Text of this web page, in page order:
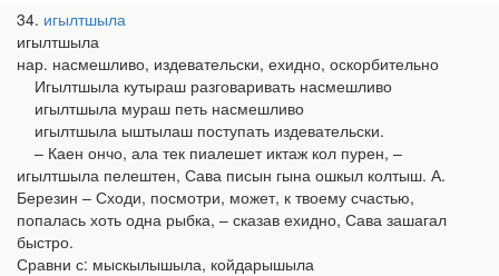
34 игылтшыла
игылтшыла
нар. насмешливо, издевательски, ехидно, оскорбительно
Игылтшыла кутыраш разговаривать насмешливо
игылтшыла мураш петь насмешливо
игылтшыла ыштылаш поступать издевательски.
– Каен ончо, ала тек пиалешет иктаж кол пурен, –
игылтшыла пелештен, Сава писын гына ошкыл колтыш. А.
Березин – Сходи, посмотри, может, к твоему счастью,
попалась хоть одна рыбка, – сказав ехидно, Сава зашагал
быстро.
Сравни с: мыскылышыла, койдарышыла